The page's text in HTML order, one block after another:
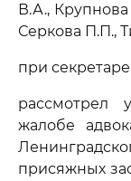
В.А.,
Серкова П.П.,
при
рассмотрел
жалобе
присяжных